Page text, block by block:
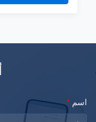
Zigong
اسم *